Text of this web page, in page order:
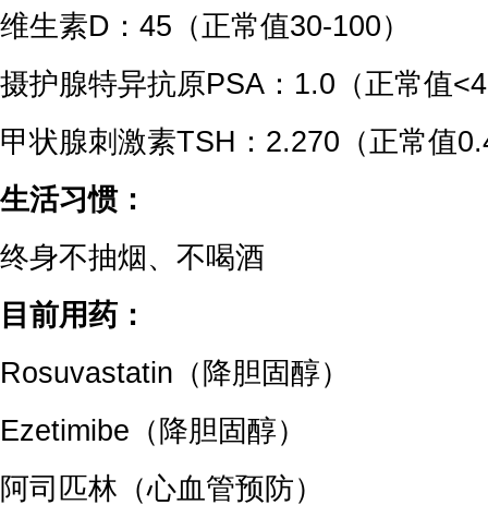
维生素D：45（正常值30-100）
摄护腺特异抗原PSA：1.0（正常值
甲状腺刺激素TSH：2.270（正常值
生活习惯：
终身不抽烟、不喝酒
目前用药：
Rosuvastatin（降胆固醇）
Ezetimibe（降胆固醇）
阿司匹林（心血管预防）